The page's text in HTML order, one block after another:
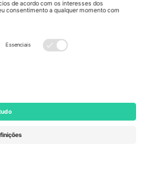
167 City Road, London, Greater